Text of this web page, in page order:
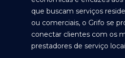
que buscam serviços
ou comerciais, o Grifo se
conectar clientes com os
prestadores de serviço